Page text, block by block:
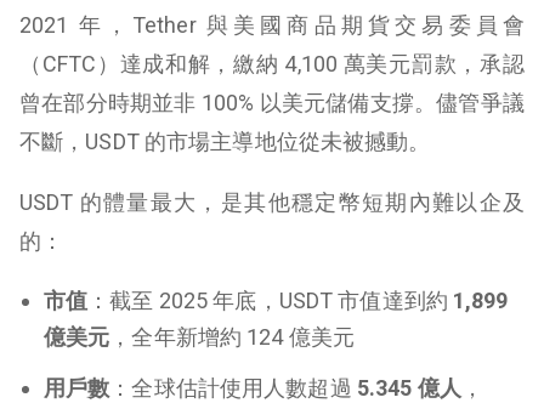
2021 年，Tether 與美國商品期貨交易委員會
（CFTC）達成和解，繳納 4,100 萬美元罰款，承認
曾在部分時期並非 100% 以美元儲備支撐。儘管爭議
不斷，USDT 的市場主導地位從未被撼動。
USDT 的體量最大，是其他穩定幣短期內難以企及
的：
市值 ：截至 2025 年底，USDT 市值達到約 1,899
億美元 ，全年新增約 124 億美元
用戶數 ：全球估計使用人數超過 5.345 億人 ，